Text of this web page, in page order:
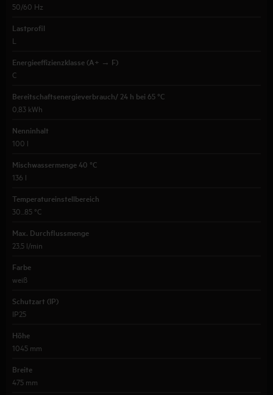
50/60 Hz
Lastprofil
L
Energieeffizienzklasse (A+ → F)
C
Bereitschaftsenergieverbrauch/ 24 h bei 65 °C
0,83 kWh
Nenninhalt
100 l
Mischwassermenge 40 °C
136 l
Temperatureinstellbereich
30...85 °C
Max. Durchflussmenge
23,5 l/min
Farbe
weiß
Schutzart (IP)
IP25
Höhe
1045 mm
Breite
475 mm